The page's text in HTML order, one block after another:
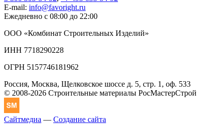
E-mail: info@favoright.ru
Ежедневно с 08:00 до 22:00
ООО «Комбинат Строительных Изделий»
ИНН 7718290228
ОГРН 5157746181962
Россия, Москва, Щелковское шоссе д. 5, стр. 1, оф. 533
© 2008-2026 Строительные материалы РосМастерСтрой
Сайтмедиа — Создание сайта